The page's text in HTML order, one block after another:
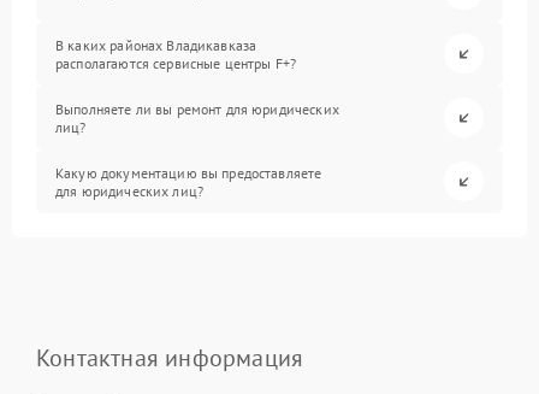
В каких районах Владикавказа
располагаются сервисные центры F+?
Выполняете ли вы ремонт для юридических
лиц?
Какую документацию вы предоставляете
для юридических лиц?
Контактная информация